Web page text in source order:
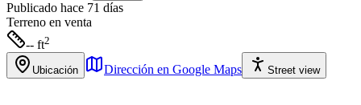
Publicado hace 71 días
Terreno en venta
-- ft2
Ubicación Dirección en Google Maps Street view